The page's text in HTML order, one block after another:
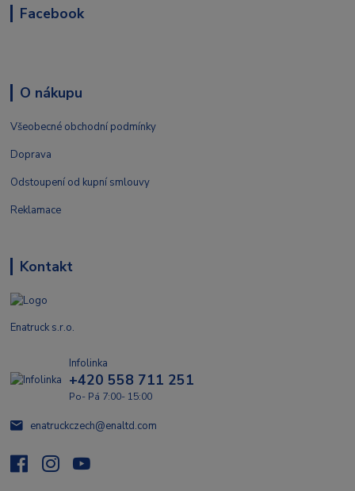
Facebook
O nákupu
Všeobecné obchodní podmínky
Doprava
Odstoupení od kupní smlouvy
Reklamace
Kontakt
Enatruck s.r.o.
Infolinka
+420 558 711 251
Po- Pá 7:00- 15:00
enatruckczech@enaltd.com